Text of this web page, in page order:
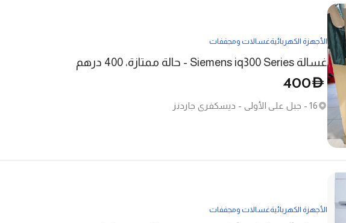
الأجهزة الكهربائيةغسالات ومجففات
غسالة Siemens iq300 Series - حالة ممتازة، 400 درهم
D
400
16 - جبل علي الأولى - ديسكفري جاردنز
الأجهزة الكهربائيةغسالات ومجففات